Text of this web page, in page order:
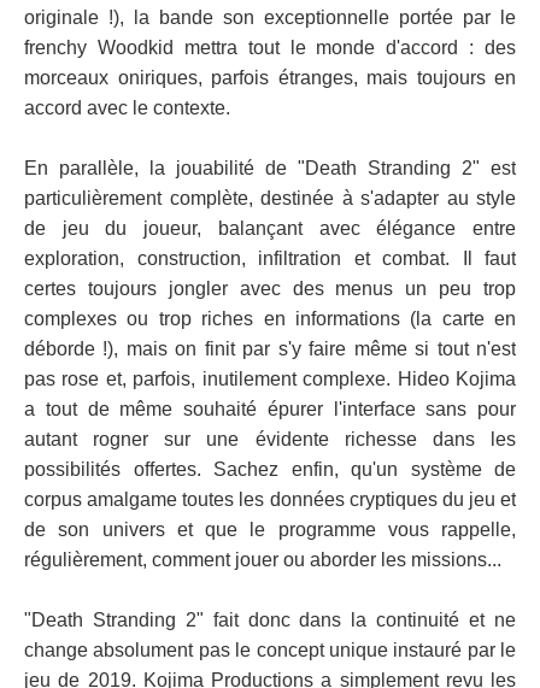
originale !), la bande son exceptionnelle portée par le
frenchy Woodkid mettra tout le monde d'accord : des
morceaux oniriques, parfois étranges, mais toujours en
accord avec le contexte.
En parallèle, la jouabilité de "Death Stranding 2" est
particulièrement complète, destinée à s'adapter au style
de jeu du joueur, balançant avec élégance entre
exploration, construction, infiltration et combat. Il faut
certes toujours jongler avec des menus un peu trop
complexes ou trop riches en informations (la carte en
déborde !), mais on finit par s'y faire même si tout n'est
pas rose et, parfois, inutilement complexe. Hideo Kojima
a tout de même souhaité épurer l'interface sans pour
autant rogner sur une évidente richesse dans les
possibilités offertes. Sachez enfin, qu'un système de
corpus amalgame toutes les données cryptiques du jeu et
de son univers et que le programme vous rappelle,
régulièrement, comment jouer ou aborder les missions...
"Death Stranding 2" fait donc dans la continuité et ne
change absolument pas le concept unique instauré par le
jeu de 2019. Kojima Productions a simplement revu les